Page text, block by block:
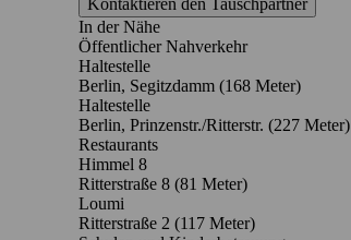
In der Nähe
Öffentlicher Nahverkehr
Haltestelle
Berlin, Segitzdamm (168 Meter)
Haltestelle
Berlin, Prinzenstr./Ritterstr. (227 Meter)
Restaurants
Himmel 8
Ritterstraße 8 (81 Meter)
Loumi
Ritterstraße 2 (117 Meter)